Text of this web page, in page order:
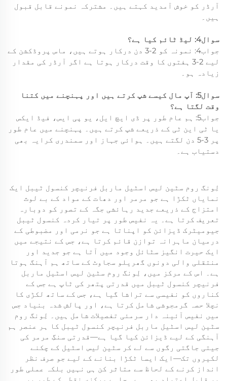
آرڈر کو خوش آمدید کہتے ہیں۔ مشترکہ نمونے قابل قبول
ہیں۔
سوال4: لیڈ ٹائم کیا ہے؟
جواب4: نمونہ کو 2-3 دن درکار ہوتے ہیں، ماس پروڈکشن کے
لیے 2-3 ہفتوں کا وقت درکار ہوتا ہے اگر آرڈر کی مقدار
زیادہ ہو۔
سوال5: آپ مال کیسے شپ کرتے ہیں اور پہنچنے میں کتنا
وقت لگتا ہے؟
جواب5: ہم عام طور پر ڈی ایچ ایل، یو پی ایس، فیڈ ایکس
یا ٹی این ٹی کے ذریعے شپ کرتے ہیں۔ پہنچنے میں عام طور
پر 3-5 دن لگتے ہیں۔ ہوائی جہاز اور سمندری کرایہ بھی
دستیاب ہے۔
لِونگ روم سٹین لیس اسٹیل ماربل فرنیچر کنسول ٹیبل ایک
نمایاں ٹکڑا ہے جو مرمر اور دھات کے مواد کے بے لوث
امتزاج کے ذریعے جدید رہائشی جگہ کے تصور کو دوبارہ
تعریف کرتا ہے۔ یہ نفیس طور پر تیار کردہ کنسول ٹیبل
جیومیٹرک ڈیزائن کو اپناتا ہے جو نرمی اور مضبوطی کے
درمیان ماہرانہ توازن قائم کرتا ہے، جس کے نتیجے میں
ایک حیرت انگیز سٹائل وجود میں آتا ہے جو جدید اور
منتقلی والی دونوں گھریلو سجاوٹ کے ساتھ ہم آہنگ ہوتا
ہے۔ اس کے مرکز میں، لِونگ روم سٹین لیس اسٹیل ماربل
فرنیچر کنسول ٹیبل میں قدرتی پتھر کی ٹاپ ہے جس کے
کناروں کو نفیسی سے تراشا گیا ہے، جس کے ساتھ لکڑی کا
نچلا حصہ گرمجوشی شامل کرتا ہے، اور پالش شدہ بنیاد جس
میں نفیس آئینہ دار سرمئی تفصیلات شامل ہیں۔ لِونگ روم
سٹین لیس اسٹیل ماربل فرنیچر کنسول ٹیبل کا ہر عنصر ہم
آہنگی کے لیے ڈیزائن کیا گیا ہے—قدرتی سنگِ مرمر کی
جیتی جاگتی رگوں سے لے کر سٹین لیس اسٹیل کے چکنے
لکیروں تک—ایک ایسا ٹکڑا بنانے کے لیے جو صرف نظر
انداز کرنے کے لحاظ سے متاثر کن ہی نہیں بلکہ عملی طور
پر قابل اعتماد بھی ہے۔ چاہے مرکزی نقطہ کے طور پر